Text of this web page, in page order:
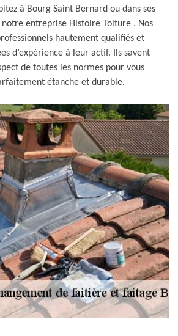
à Bourg Saint Bernard ou dans ses
notre entreprise Histoire Toiture . Nos
hautement qualifiés et
d’expérience à leur actif. Ils savent
de toutes les normes pour vous
étanche et durable.